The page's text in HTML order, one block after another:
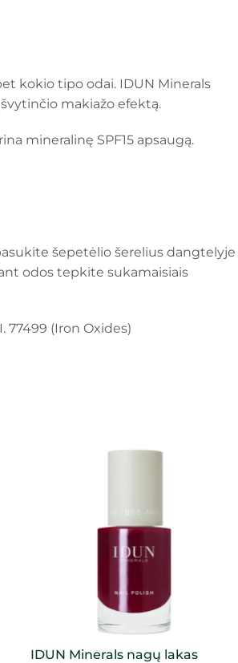
kokio tipo odai. IDUN Minerals
makiažo efektą.
mineralinę SPF15 apsaugą.
šepetėlio šerelius dangtelyje
odos tepkite sukamaisiais
77499 (Iron Oxides)
IDUN Minerals nagų lakas